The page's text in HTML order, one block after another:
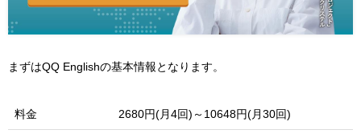
まずはQQ Englishの基本情報となります。
料金 2680円(月4回)～10648円(月30回)